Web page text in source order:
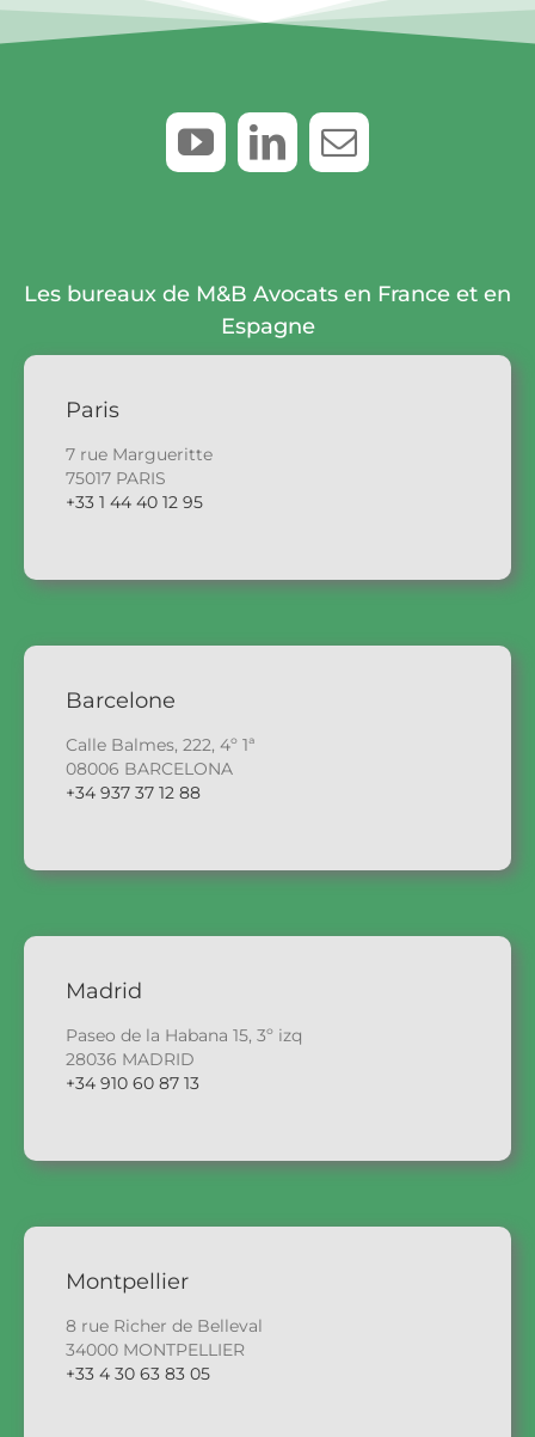
Les bureaux de M&B Avocats en France et en
Espagne
Paris
7 rue Margueritte
75017 PARIS
+33 1 44 40 12 95
Barcelone
Calle Balmes, 222, 4º 1ª
08006 BARCELONA
+34 937 37 12 88
Madrid
Paseo de la Habana 15, 3º izq
28036 MADRID
+34 910 60 87 13
Montpellier
8 rue Richer de Belleval
34000 MONTPELLIER
+33 4 30 63 83 05